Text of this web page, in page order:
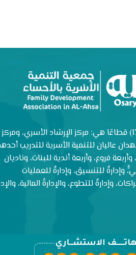
تتكون (أسرية) من (13) قطاعًا هي: مركز الإرشاد الأسري، ومركز
عاليان للتنمية الأسرية للتدريب
وأربعة فروع، وأربعة أندية للبنات، وناديان
وإدارةٌ للتنسيق، وإدارةٌ للعمليات
وإدارةٌ للتطوع، والإدارةُ المالية،